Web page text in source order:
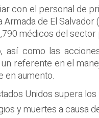
con el personal de
de El
médicos del
así como las
referente en el
en aumento.
Unidos supera
y muertes a causa